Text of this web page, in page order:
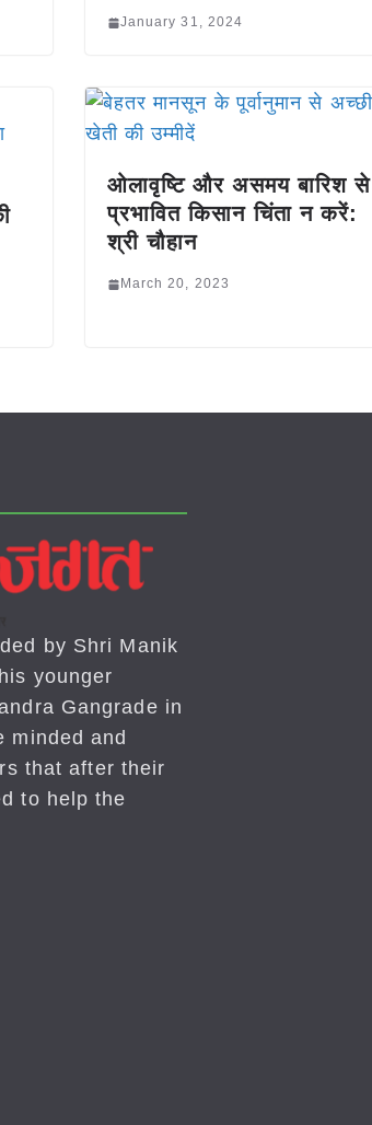
January 31, 2024
ओलावृष्टि और असमय बारिश से
प्रभावित किसान चिंता न करें:
श्री चौहान
March 20, 2023
by Shri Manik
younger
Gangrade in
minded and
that after their
to help the